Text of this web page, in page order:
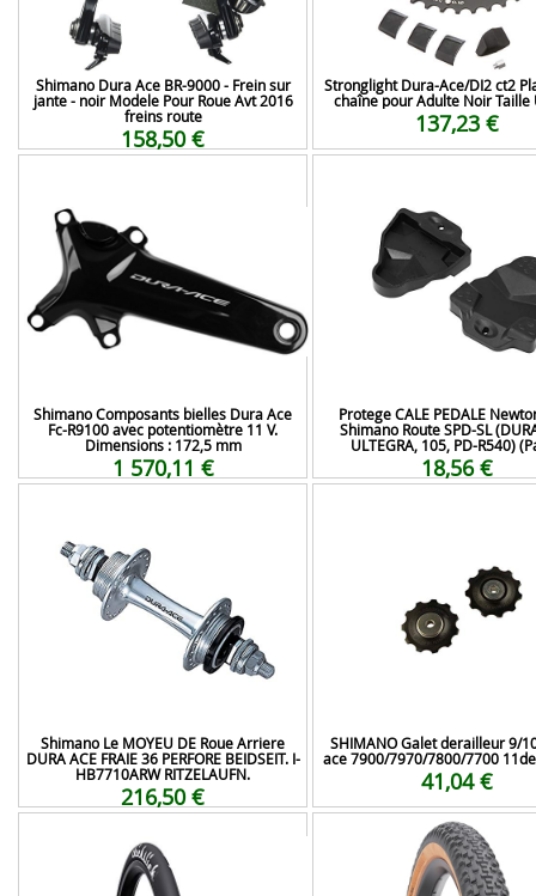
Shimano Dura Ace BR-9000 - Frein sur
jante - noir Modele Pour Roue Avt 2016
freins route
158,50 €
Stronglight Dura-Ace/DI2 ct2
chaîne pour Adulte Noir Taille
137,23 €
Shimano Composants bielles Dura Ace
Fc-R9100 avec potentiomètre 11 V.
Dimensions : 172,5 mm
1 570,11 €
Protege CALE PEDALE
Shimano Route SPD-SL
ULTEGRA, 105, PD-R540)
18,56 €
Shimano Le MOYEU DE Roue Arriere
DURA ACE FRAIE 36 PERFORE BEIDSEIT. I-
HB7710ARW RITZELAUFN.
216,50 €
SHIMANO Galet derailleur 9/
ace 7900/7970/7800/7700
41,04 €